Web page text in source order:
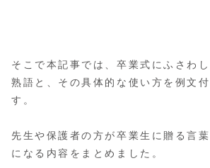
そこで本記事では、卒業式にふさわ
熟語と、その具体的な使い方を例文
す。
先生や保護者の方が卒業生に贈る言
になる内容をまとめました。